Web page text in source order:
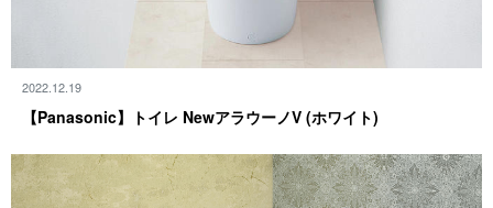
2022.12.19
【Panasonic】トイレ NewアラウーノV (ホ ワ イ ト )